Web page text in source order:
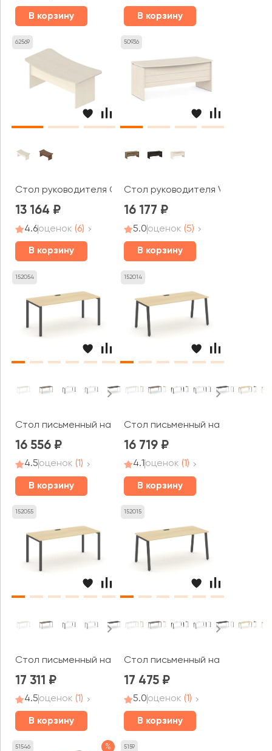
В корзину В корзину
62569
Стол руководителя G-110 Гамма
13 164
4.6оценок (6)
В корзину
50936
Стол руководителя V-28
16 177
5.0оценок (5)
В корзину
152054
Стол письменный на П-образном каркасе
16 556
4.5оценок (1)
В корзину
152014
Стол письменный на А-
16 719
4.1оценок (1)
В корзину
152055
Стол письменный на П-образном каркасе
17 311
4.5оценок (1)
В корзину
152015
Стол письменный на А-
17 475
5.0оценок (1)
В корзину
51546 % 5159